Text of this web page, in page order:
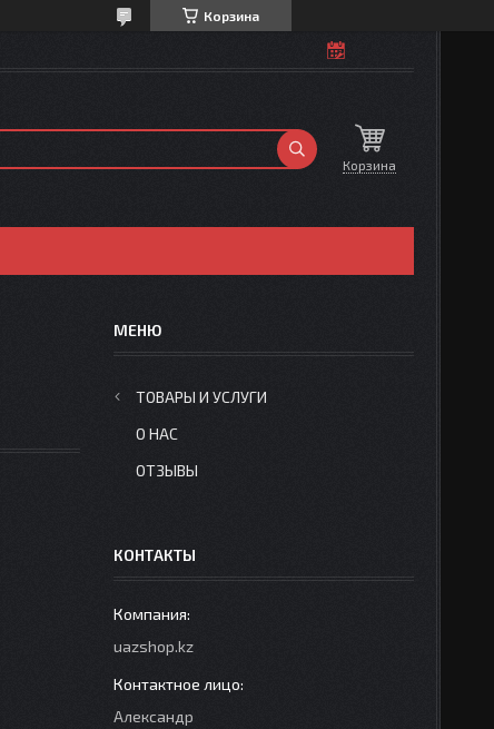
Корзина
Корзина
ТОВАРЫ И УСЛУГИ
О НАС
ОТЗЫВЫ
КОНТАКТЫ
uazshop.kz
Александр